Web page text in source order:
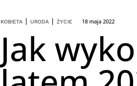
KOBIETA | URODA |ŻYCIE 18 maja 2022
Jak